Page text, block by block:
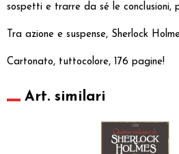
sospetti e trarre da sé le conclusioni,
Tra azione e suspense, Sherlock
Cartonato, tuttocolore, 176 pagine!
Art. similari